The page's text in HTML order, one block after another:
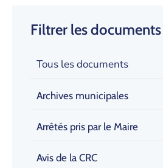
Filtrer les documents
Tous les documents
Archives municipales
Arrêtés pris par le Maire
Avis de la CRC